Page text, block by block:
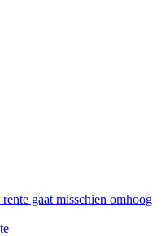
gaat misschien omhoog